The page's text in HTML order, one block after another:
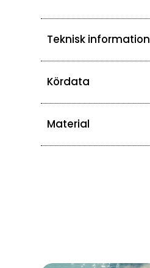
Teknisk information
Kördata
Material